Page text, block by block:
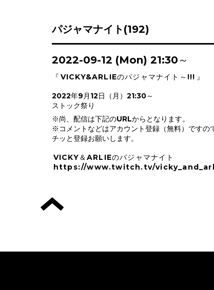
パジャマナイト(192)
2022-09-12 (Mon) 21:30～
『 VICKY&ARLIEのパジャマナイト～!!! 』
2022年9月12日（月）21:30～
ストック祭り
※尚、配信は下記のURLからとなります。
※コメントなどはアカウント登録（無料）ですの
チッと登録お願いします。
VICKY＆ARLIEのパジャマナイト
https://www.twitch.tv/